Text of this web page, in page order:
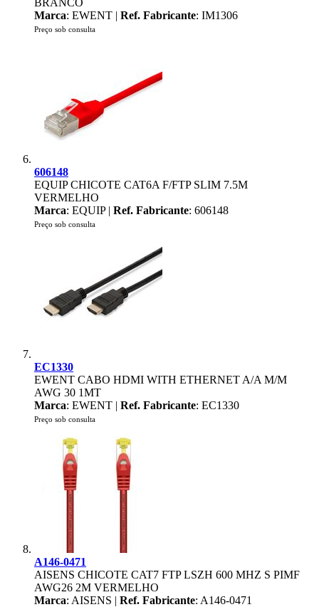
BRANCO
Marca: EWENT | Ref. Fabricante: IM1306
Preço sob consulta
606148
EQUIP CHICOTE CAT6A F/FTP SLIM 7.5M
VERMELHO
Marca: EQUIP | Ref. Fabricante: 606148
Preço sob consulta
EC1330
EWENT CABO HDMI WITH ETHERNET A/A M/M
AWG 30 1MT
Marca: EWENT | Ref. Fabricante: EC1330
Preço sob consulta
A146-0471
AISENS CHICOTE CAT7 FTP LSZH 600 MHZ S PIMF
AWG26 2M VERMELHO
Marca: AISENS | Ref. Fabricante: A146-0471